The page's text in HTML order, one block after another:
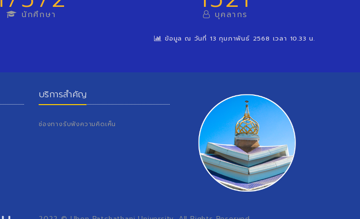
นักศึกษา บุคลากร
ข้อมูล ณ วันที่ 13 กุมภาพันธ์ 2568 เวลา 10.33 น.
บริการสำคัญ
ช่องทางรับฟังความคิดเห็น